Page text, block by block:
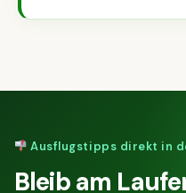
Ausflugstipps direkt in
Bleib am